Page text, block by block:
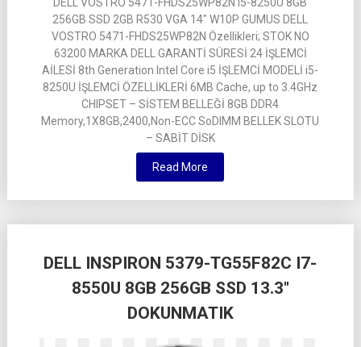
256GB SSD 2GB R530 VGA 14″ W10P GUMUS DELL
VOSTRO 5471-FHDS25WP82N Özellikleri; STOK NO
63200 MARKA DELL GARANTİ SÜRESİ 24 İŞLEMCİ
AİLESİ 8th Generation Intel Core i5 İŞLEMCİ MODELİ i5-
8250U İŞLEMCİ ÖZELLİKLERİ 6MB Cache, up to 3.4GHz
CHIPSET – SİSTEM BELLEĞİ 8GB DDR4
Memory,1X8GB,2400,Non-ECC SoDIMM BELLEK SLOTU
– SABİT DİSK
Read More
DELL INSPIRON 5379-TG55F82C I7-
8550U 8GB 256GB SSD 13.3″
DOKUNMATIK